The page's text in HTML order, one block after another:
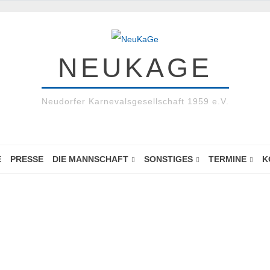
NEUKAGE
Neudorfer Karnevalsgesellschaft 1959 e.V.
PRESSE DIE MANNSCHAFT SONSTIGES TERMINE